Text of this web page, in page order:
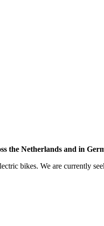
the Netherlands and in
bikes. We are currently